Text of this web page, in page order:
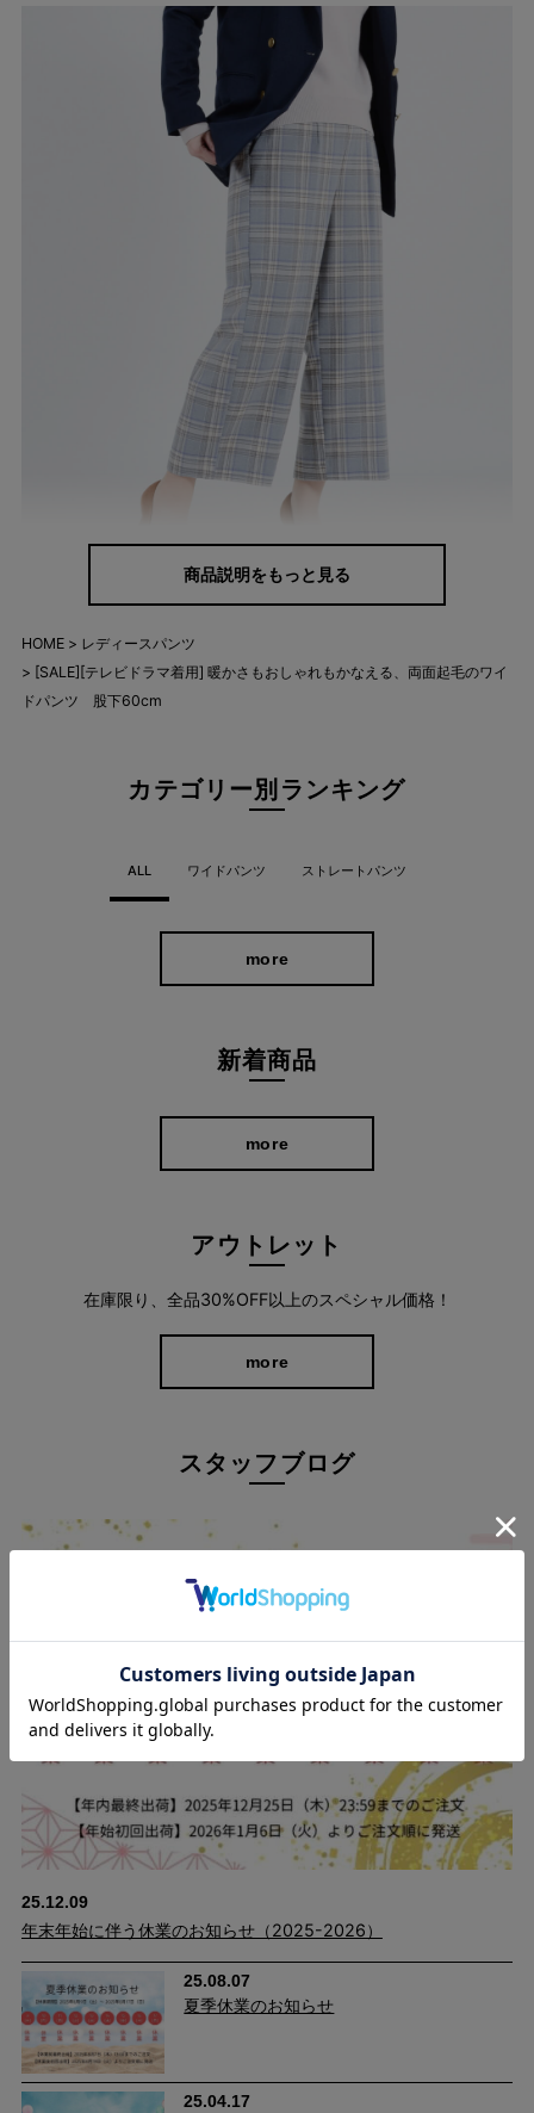
も◎
大人を華やかにするさり気ない柄で毎日のコーディネートを支え
太すぎないワイドシルエットは足さばきも良く、X脚やO脚など気
商品説明をもっと見る
HOME
レディースパンツ
[SALE][テレビドラマ着用] 暖かさもおしゃれもかなえる、両面起毛のワイ
ドパンツ 股下60cm
カテゴリー別ランキング
ALL ワイドパンツ ストレートパンツ
more
新着商品
more
アウトレット
在庫限り、全品30%OFF以上のスペシャル価格！
more
スタッフブログ
25.12.09
年末年始に伴う休業のお知らせ（2025-2026）
25.08.07
夏季休業のお知らせ
25.04.17